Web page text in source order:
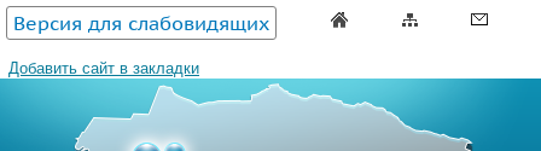
Версия для слабовидящих
Добавить сайт в закладки